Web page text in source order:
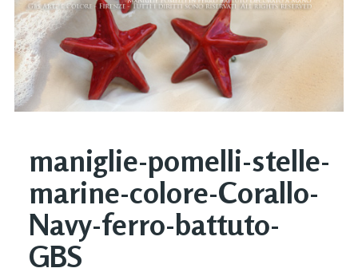
maniglie-pomelli-stelle-
marine-colore-Corallo-
Navy-ferro-battuto-
GBS